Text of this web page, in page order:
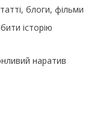
блоги, фільми
історію
наратив